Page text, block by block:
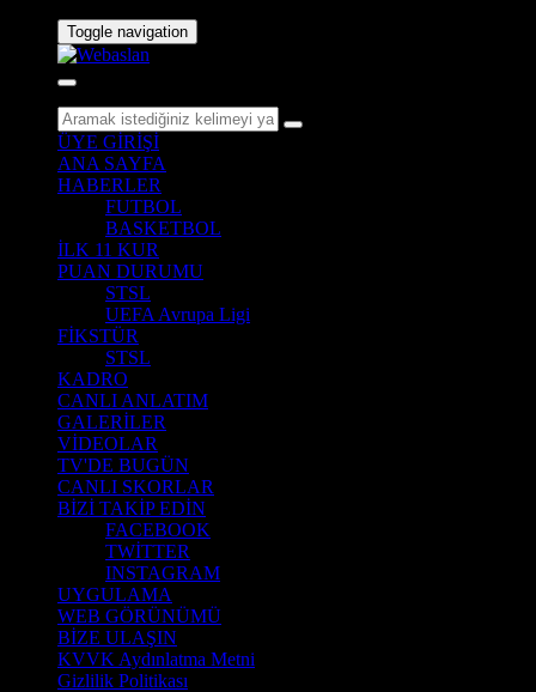
Toggle navigation
ÜYE GİRİŞİ
ANA SAYFA
HABERLER
FUTBOL
BASKETBOL
İLK 11 KUR
PUAN DURUMU
STSL
UEFA Avrupa Ligi
FİKSTÜR
STSL
KADRO
CANLI ANLATIM
GALERİLER
VİDEOLAR
TV'DE BUGÜN
CANLI SKORLAR
BİZİ TAKİP EDİN
FACEBOOK
TWİTTER
INSTAGRAM
UYGULAMA
WEB GÖRÜNÜMÜ
BİZE ULAŞIN
KVVK Aydınlatma Metni
Gizlilik Politikası